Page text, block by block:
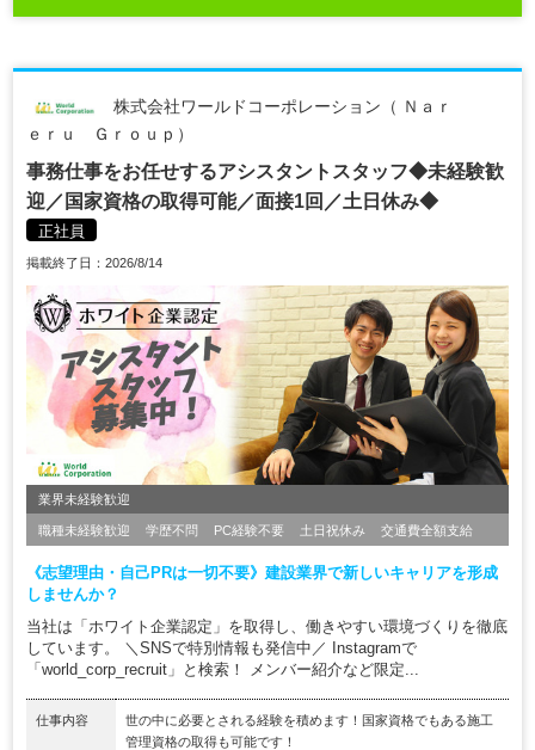
株式会社ワールドコーポレーション（ Ｎａｒ
ｅｒｕ Ｇｒｏｕｐ）
事務仕事をお任せするアシスタントスタッフ◆未経験歓
迎／国家資格の取得可能／面接1回／土日休み◆
正社員
掲載終了日：2026/8/14
業界未経験歓迎
職種未経験歓迎 学歴不問 PC経験不要 土日祝休み 交通費全額支給
《志望理由・自己PRは一切不要》建設業界で新しいキャリアを形成
しませんか？
当社は「ホワイト企業認定」を取得し、働きやすい環境づくりを徹底
しています。 ＼SNSで特別情報も発信中／ Instagramで
「world_corp_recruit」と検索！ メンバー紹介など限定...
仕事内容
世の中に必要とされる経験を積めます！国家資格でもある施工
管理資格の取得も可能です！